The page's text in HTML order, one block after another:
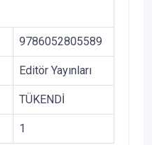
9786052805589
Editör Yayınları
TÜKENDİ
1